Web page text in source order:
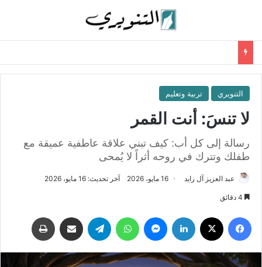
التنويري تربية وتعليم
لا تنسَ: أنت القمر
رسالة إلى كل أب: كيف تبني علاقة عاطفية عميقة مع
طفلك وتترك في روحه أثراً لا يُمحى
عبد العزيز آل زايد 16 مايو، 2026 آخر تحديث: 16 مايو، 2026
فيسبوك لينكدإن ماسنجر واتساب تيلقرام مشاركة عبر البريد